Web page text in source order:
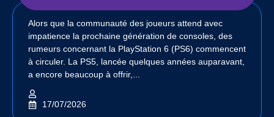
Alors que la communauté des joueurs attend avec
impatience la prochaine génération de consoles, des
rumeurs concernant la PlayStation 6 (PS6) commencent
à circuler. La PS5, lancée quelques années auparavant,
a encore beaucoup à offrir,...
17/07/2026